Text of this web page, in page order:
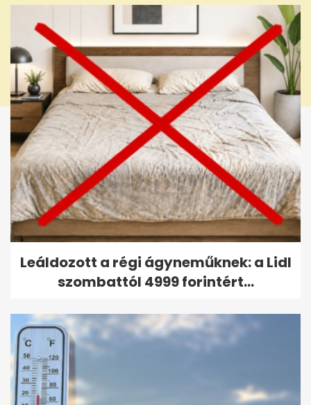
Leáldozott a régi ágyneműknek: a Lidl
szombattól 4999 forintért...